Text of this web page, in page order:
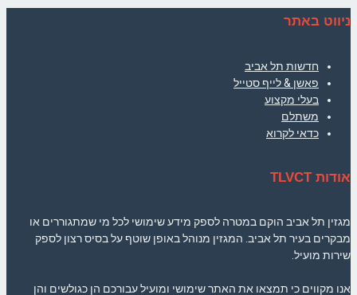
ניווט באתר
חדשות תל אביב
פאשן & לייף סטייל
בעלי מקצוע
משתלם
כדאי לקרוא
אודות TLVCT
מגזין תל אביב הוקם במטרה לספק מידע שימושי לכל מי שמתגוררים או
מבקרים בעיר תל אביב. המגזין מנוהל באופן שוטף על בסיס רצון לספק
שירות מועיל.
אנו מקווים כי תמצאו את האתר שימושי ומועיל עבורכם הן כגולשים והן